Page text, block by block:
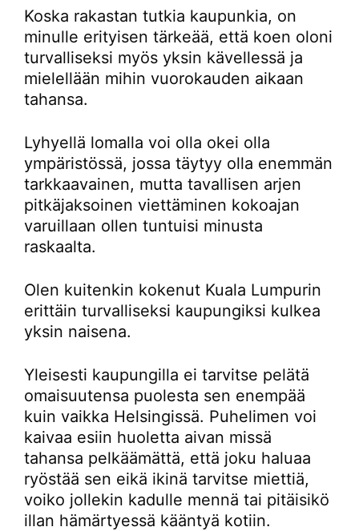
Koska rakastan tutkia kaupunkia, on
minulle erityisen tärkeää, että koen oloni
turvalliseksi myös yksin kävellessä ja
mielellään mihin vuorokauden aikaan
tahansa.
Lyhyellä lomalla voi olla okei olla
ympäristössä, jossa täytyy olla enemmän
tarkkaavainen, mutta tavallisen arjen
pitkäjaksoinen viettäminen kokoajan
varuillaan ollen tuntuisi minusta
raskaalta.
Olen kuitenkin kokenut Kuala Lumpurin
erittäin turvalliseksi kaupungiksi kulkea
yksin naisena.
Yleisesti kaupungilla ei tarvitse pelätä
omaisuutensa puolesta sen enempää
kuin vaikka Helsingissä. Puhelimen voi
kaivaa esiin huoletta aivan missä
tahansa pelkäämättä, että joku haluaa
ryöstää sen eikä ikinä tarvitse miettiä,
voiko jollekin kadulle mennä tai pitäisikö
illan hämärtyessä kääntyä kotiin.